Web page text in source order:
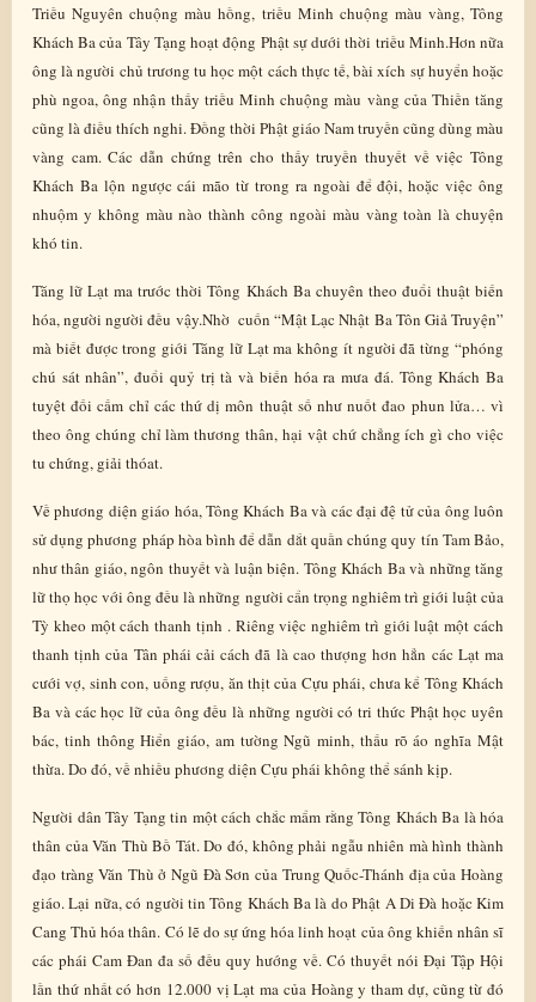
Triều Nguyên chuộng màu hồng, triều Minh chuộng màu vàng, Tông
Khách Ba của Tây Tạng hoạt động Phật sự dưới thời triều Minh.Hơn nữa
ông là người chủ trương tu học một cách thực tế, bài xích sự huyển hoặc
phù ngoa, ông nhận thấy triều Minh chuộng màu vàng của Thiền tăng
cũng là điều thích nghi. Đồng thời Phật giáo Nam truyền cũng dùng màu
vàng cam. Các dẫn chứng trên cho thấy truyền thuyết về việc Tông
Khách Ba lộn ngược cái mão từ trong ra ngoài để đội, hoặc việc ông
nhuộm y không màu nào thành công ngoài màu vàng toàn là chuyện
khó tin.
Tăng lữ Lạt ma trước thời Tông Khách Ba chuyên theo đuổi thuật biến
hóa, người người đều vậy.Nhờ cuốn “Mật Lạc Nhật Ba Tôn Giả Truyện”
mà biết được trong giới Tăng lữ Lạt ma không ít người đã từng “phóng
chú sát nhân”, đuổi quỷ trị tà và biến hóa ra mưa đá. Tông Khách Ba
tuyệt đối cấm chỉ các thứ dị môn thuật số như nuốt đao phun lửa… vì
theo ông chúng chỉ làm thương thân, hại vật chứ chẳng ích gì cho việc
tu chứng, giải thóat.
Về phương diện giáo hóa, Tông Khách Ba và các đại đệ tử của ông luôn
sử dụng phương pháp hòa bình để dẫn dắt quần chúng quy tín Tam Bảo,
như thân giáo, ngôn thuyết và luận biện. Tông Khách Ba và những tăng
lữ thọ học với ông đều là những người cẩn trọng nghiêm trì giới luật của
Tỳ kheo một cách thanh tịnh . Riêng việc nghiêm trì giới luật một cách
thanh tịnh của Tân phái cải cách đã là cao thượng hơn hẳn các Lạt ma
cưới vợ, sinh con, uống rượu, ăn thịt của Cựu phái, chưa kể Tông Khách
Ba và các học lữ của ông đều là những người có tri thức Phật học uyên
bác, tinh thông Hiển giáo, am tường Ngũ minh, thấu rõ áo nghĩa Mật
thừa. Do đó, về nhiều phương diện Cựu phái không thể sánh kịp.
Người dân Tây Tạng tin một cách chắc mẩm rằng Tông Khách Ba là hóa
thân của Văn Thù Bồ Tát. Do đó, không phải ngẫu nhiên mà hình thành
đạo tràng Văn Thù ở Ngũ Đà Sơn của Trung Quốc-Thánh địa của Hoàng
giáo. Lại nữa, có người tin Tông Khách Ba là do Phật A Di Đà hoặc Kim
Cang Thủ hóa thân. Có lẽ do sự ứng hóa linh hoạt của ông khiến nhân sĩ
các phái Cam Đan đa số đều quy hướng về. Có thuyết nói Đại Tập Hội
lần thứ nhất có hơn 12.000 vị Lạt ma của Hoàng y tham dự, cũng từ đó